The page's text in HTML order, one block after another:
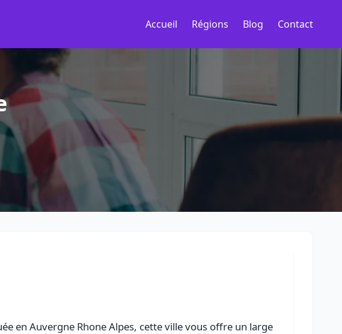
Accueil Régions Blog Contact
en Auvergne Rhone Alpes, cette ville vous offre un large